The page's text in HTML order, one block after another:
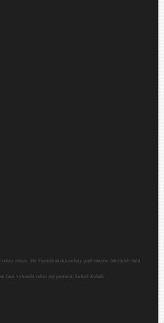
církev. Do Františkánské rodiny patří mnoho řeholních řádů
času vykreslit celou její pestrost. Luboš Kolafa